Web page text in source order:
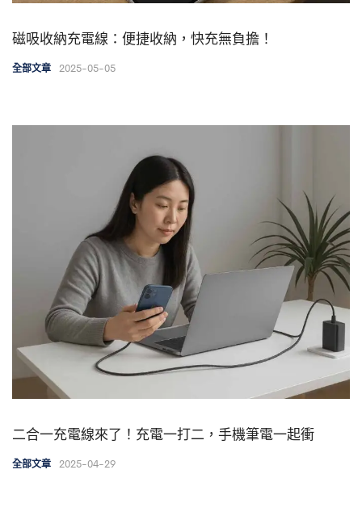
磁吸收納充電線：便捷收納，快充無負擔！
全部文章 2025-05-05
二合一充電線來了！充電一打二，手機筆電一起衝
全部文章 2025-04-29